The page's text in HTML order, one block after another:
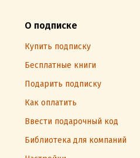
О подписке
Купить подписку
Бесплатные книги
Подарить подписку
Как оплатить
Ввести подарочный код
Библиотека для компаний